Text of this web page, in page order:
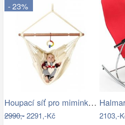
- 23%
Houpací síť pro miminka La Siesta…
2990,-2291,-Kč 2103,-